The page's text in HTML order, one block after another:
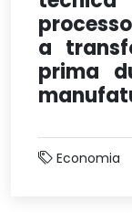
a
prima
Economia